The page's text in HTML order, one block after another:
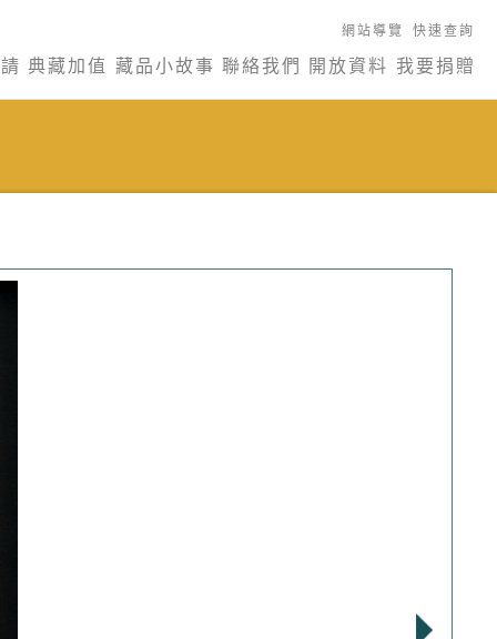
網站導覽 快速查詢
典藏加值 藏品小故事 聯絡我們 開放資料 我要捐贈